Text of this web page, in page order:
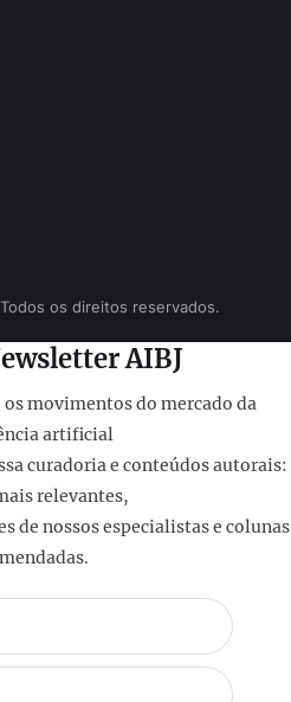
os direitos reservados.
AIBJ
movimentos do mercado da
artificial
curadoria e conteúdos autorais:
relevantes,
de nossos especialistas e colunas